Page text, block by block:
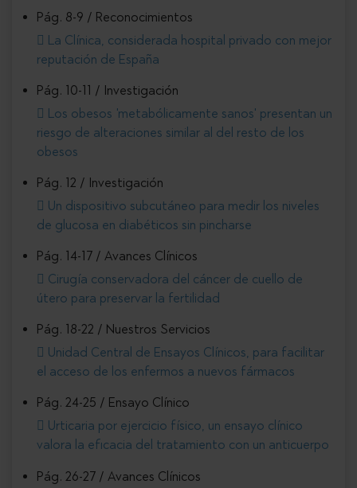
Pág. 8-9 / Reconocimientos
La Clínica, considerada hospital privado con mejor
reputación de España
Pág. 10-11 / Investigación
Los obesos 'metabólicamente sanos' presentan un
riesgo de alteraciones similar al del resto de los
obesos
Pág. 12 / Investigación
Un dispositivo subcutáneo para medir los niveles
de glucosa en diabéticos sin pincharse
Pág. 14-17 / Avances Clínicos
Cirugía conservadora del cáncer de cuello de
útero para preservar la fertilidad
Pág. 18-22 / Nuestros Servicios
Unidad Central de Ensayos Clínicos, para facilitar
el acceso de los enfermos a nuevos fármacos
Pág. 24-25 / Ensayo Clínico
Urticaria por ejercicio físico, un ensayo clínico
valora la eficacia del tratamiento con un anticuerpo
Pág. 26-27 / Avances Clínicos